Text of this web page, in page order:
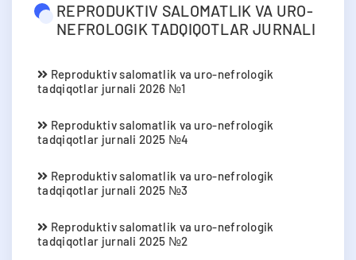
REPRODUKTIV SALOMATLIK VA URO-
NEFROLOGIK TADQIQOTLAR JURNALI
Reproduktiv salomatlik va uro-nefrologik
tadqiqotlar jurnali 2026 №1
Reproduktiv salomatlik va uro-nefrologik
tadqiqotlar jurnali 2025 №4
Reproduktiv salomatlik va uro-nefrologik
tadqiqotlar jurnali 2025 №3
Reproduktiv salomatlik va uro-nefrologik
tadqiqotlar jurnali 2025 №2